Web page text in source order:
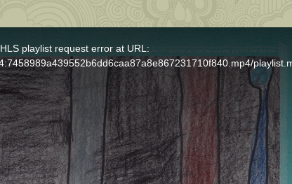
HLS playlist request error at URL: